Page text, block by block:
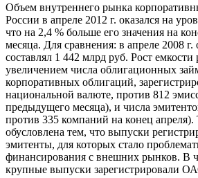
Объем внутреннего рынка
России в апреле 2012 г. оказался на
что на 2,4 % больше его значения на
месяца. Для сравнения: в апреле 2008
составлял 1 442 млрд руб. Рост емкости
увеличением числа облигационных
корпоративных облигаций,
национальной валюте, против 812
предыдущего месяца), и числа
против 335 компаний на конец апреля).
обусловлена тем, что выпуски
эмитенты, для которых стало
финансирования с внешних рынков. В
крупные выпуски зарегистрировали